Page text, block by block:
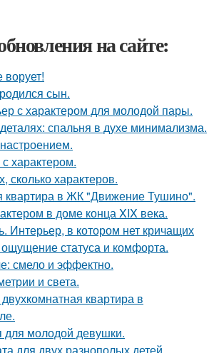
на сайте:
ворует!
сын.
с характером для молодой пары.
спальня в духе минимализма.
характером.
сколько характеров.
квартира в ЖК "Движение Тушино".
в доме конца XIX века.
Интерьер, в котором нет кричащих
статуса и комфорта.
смело и эффектно.
и света.
квартира в
для молодой девушки.
для двух разнополых детей.